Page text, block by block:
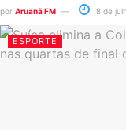
por Aruanã FM 8 de
ESPORTE